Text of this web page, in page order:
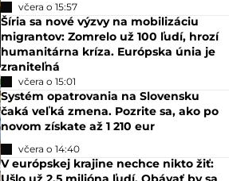
včera o 15:57
Šíria sa nové výzvy na mobilizáciu
migrantov: Zomrelo už 100 ľudí, hrozí
humanitárna kríza. Európska únia je
zraniteľná
včera o 15:01
Systém opatrovania na Slovensku
čaká veľká zmena. Pozrite sa, ako po
novom získate až 1 210 eur
včera o 14:40
V európskej krajine nechce nikto žiť: